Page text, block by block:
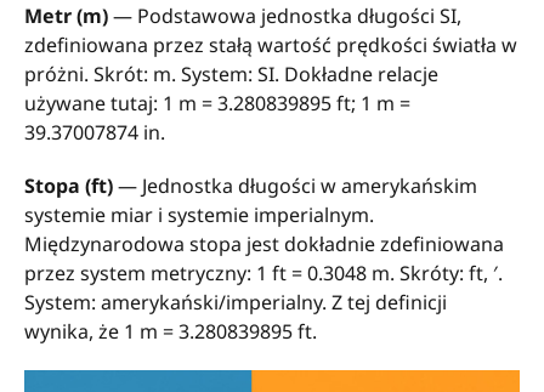
Metr (m)— Podstawowa jednostka długości SI,
zdefiniowana przez stałą wartość prędkości światła w
próżni. Skrót: m. System: SI. Dokładne relacje
używane tutaj: 1 m = 3.280839895 ft; 1 m =
39.37007874 in.
Stopa (ft)— Jednostka długości w amerykańskim
systemie miar i systemie imperialnym.
Międzynarodowa stopa jest dokładnie zdefiniowana
przez system metryczny: 1 ft = 0.3048 m. Skróty: ft, ′.
System: amerykański/imperialny. Z tej definicji
wynika, że 1 m = 3.280839895 ft.